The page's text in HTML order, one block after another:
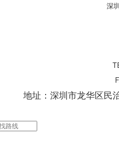
深
地址：深圳市龙华区民